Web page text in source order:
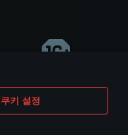
쿠키 설정